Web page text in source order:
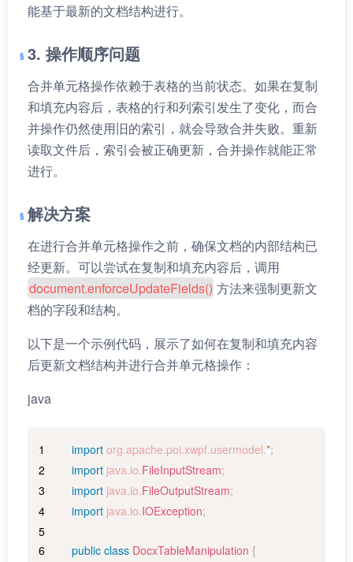
能基于最新的文档结构进行。
3. 操作顺序问题
合并单元格操作依赖于表格的当前状态。如果在复制
和填充内容后，表格的行和列索引发生了变化，而合
并操作仍然使用旧的索引，就会导致合并失败。重新
读取文件后，索引会被正确更新，合并操作就能正常
进行。
解决方案
在进行合并单元格操作之前，确保文档的内部结构已
经更新。可以尝试在复制和填充内容后，调用
document.enforceUpdateFields() 方法来强制更新文
档的字段和结构。
以下是一个示例代码，展示了如何在复制和填充内容
后更新文档结构并进行合并单元格操作：
java
import org.apache.poi.xwpf.usermodel.*;
import java.io.FileInputStream;
import java.io.FileOutputStream;
import java.io.IOException;
public class DocxTableManipulation {